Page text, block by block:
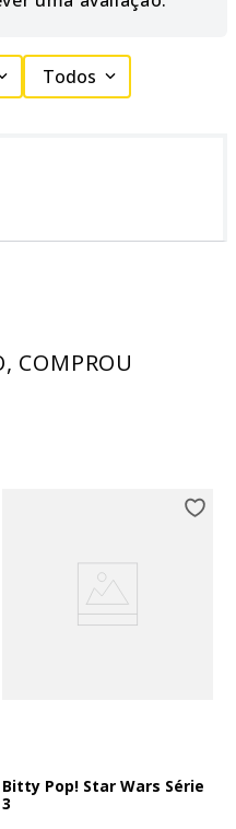
Todos
COMPROU
Bitty Pop! Star Wars Série
3